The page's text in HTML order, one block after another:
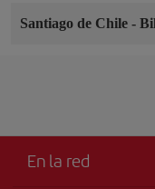
Santiago de Chile -
En la red